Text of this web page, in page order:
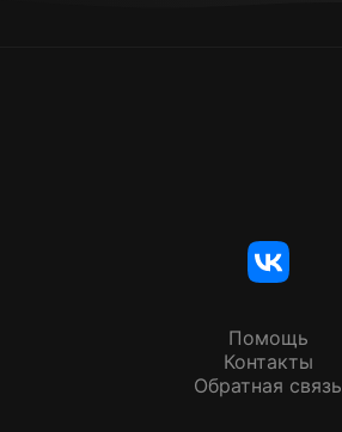
Помощь
Контакты
Обратная связь